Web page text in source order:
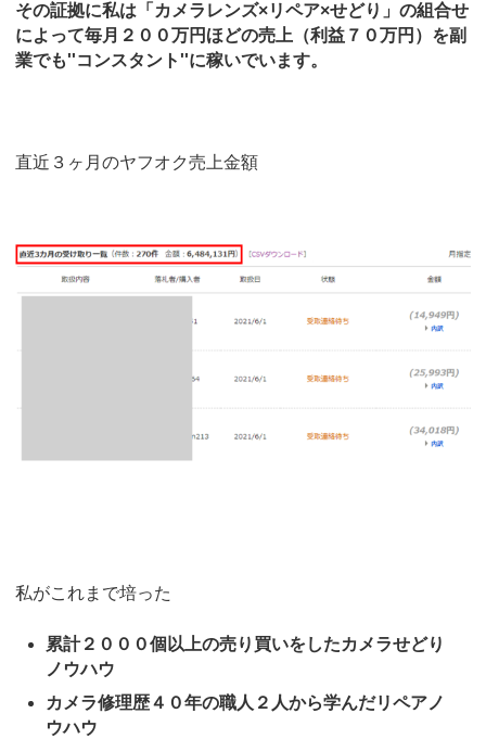
その証拠に私は「カメラレンズ×リペア×せどり」の組合せ
によって毎月２００万円ほどの売上（利益７０万円）を副
業でも''コンスタント''に稼いでいます。
直近３ヶ月のヤフオク売上金額
私がこれまで培った
累計２０００個以上の売り買いをしたカメラせどり
ノウハウ
カメラ修理歴４０年の職人２人から学んだリペアノ
ウハウ